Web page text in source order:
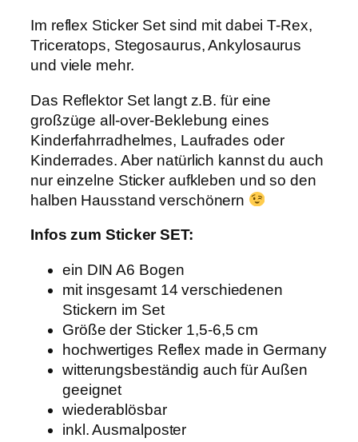
D
i
n
o
S
E
T
M
e
n
g
e
Im reflex Sticker Set sind mit dabei T-Rex,
Triceratops, Stegosaurus, Ankylosaurus
und viele mehr.
Das Reflektor Set langt z.B. für eine
großzüge all-over-Beklebung eines
Kinderfahrradhelmes, Laufrades oder
Kinderrades. Aber natürlich kannst du auch
nur einzelne Sticker aufkleben und so den
halben Hausstand verschönern
Infos zum Sticker SET:
ein DIN A6 Bogen
mit insgesamt 14 verschiedenen
Stickern im Set
Größe der Sticker 1,5-6,5 cm
hochwertiges Reflex made in Germany
witterungsbeständig auch für Außen
geeignet
wiederablösbar
inkl. Ausmalposter